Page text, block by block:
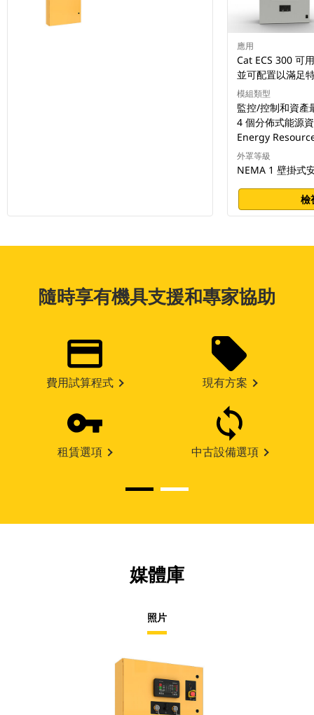
應用
Cat ECS 300 可
並可配置以滿足
模組類型
監控/控制和資產
4 個分佈式能源
Energy
外罩等級
NEMA 1 壁掛式
檢
隨時享有機具支援和專家協助
費用試算程式 現有方案
租賃選項 中古設備選項
媒體庫
照片